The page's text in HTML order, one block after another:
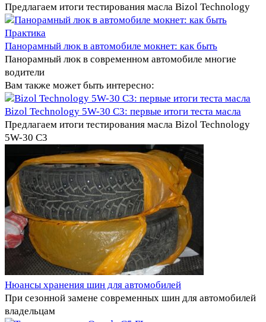
Предлагаем итоги тестирования масла Bizol Technology
Практика
Панорамный люк в автомобиле мокнет: как быть
Панорамный люк в современном автомобиле многие
водители
Вам также может быть интересно:
Bizol Technology 5W-30 C3: первые итоги теста масла
Предлагаем итоги тестирования масла Bizol Technology
5W-30 C3
Нюансы хранения шин для автомобилей
При сезонной замене современных шин для автомобилей
владельцам